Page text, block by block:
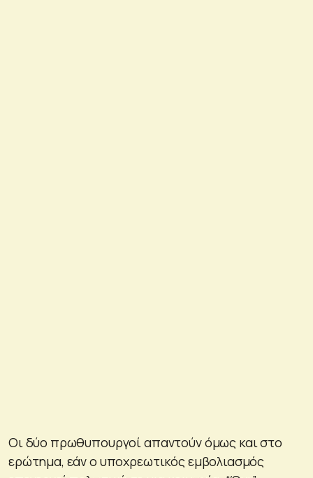
Οι δύο πρωθυπουργοί απαντούν όμως και στο
ερώτημα, εάν ο υποχρεωτικός εμβολιασμός